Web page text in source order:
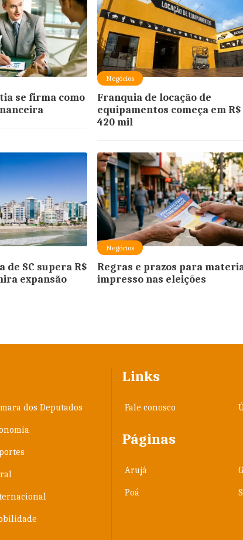
se firma como
Negócios
Franquia de locação de
equipamentos começa em R$
420 mil
SC supera R$
expansão
Negócios
Regras e prazos para
impresso nas eleições
dos Deputados
Links
Fale conosco
Páginas
Arujá
Poá